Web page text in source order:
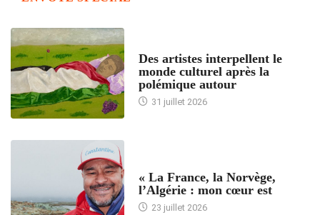
Des artistes interpellent le
monde culturel après la
polémique autour
31 juillet 2026
« La France, la Norvège,
l’Algérie : mon cœur est
23 juillet 2026